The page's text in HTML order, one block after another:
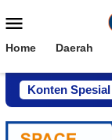
ke
Mobile
Home Daerah
Konten Spesial